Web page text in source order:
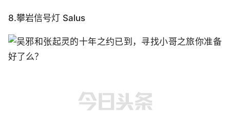
8.攀岩信号灯 Salus